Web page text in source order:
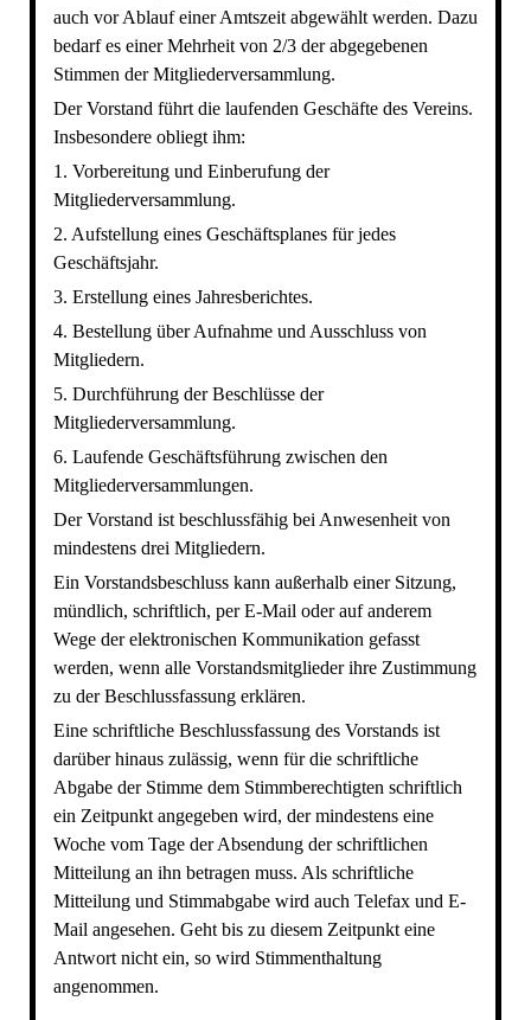
auch vor Ablauf einer Amtszeit abgewählt werden. Dazu
bedarf es einer Mehrheit von 2/3 der abgegebenen
Stimmen der Mitgliederversammlung.
Der Vorstand führt die laufenden Geschäfte des Vereins.
Insbesondere obliegt ihm:
1. Vorbereitung und Einberufung der
Mitgliederversammlung.
2. Aufstellung eines Geschäftsplanes für jedes
Geschäftsjahr.
3. Erstellung eines Jahresberichtes.
4. Bestellung über Aufnahme und Ausschluss von
Mitgliedern.
5. Durchführung der Beschlüsse der
Mitgliederversammlung.
6. Laufende Geschäftsführung zwischen den
Mitgliederversammlungen.
Der Vorstand ist beschlussfähig bei Anwesenheit von
mindestens drei Mitgliedern.
Ein Vorstandsbeschluss kann außerhalb einer Sitzung,
mündlich, schriftlich, per E-Mail oder auf anderem
Wege der elektronischen Kommunikation gefasst
werden, wenn alle Vorstandsmitglieder ihre Zustimmung
zu der Beschlussfassung erklären.
Eine schriftliche Beschlussfassung des Vorstands ist
darüber hinaus zulässig, wenn für die schriftliche
Abgabe der Stimme dem Stimmberechtigten schriftlich
ein Zeitpunkt angegeben wird, der mindestens eine
Woche vom Tage der Absendung der schriftlichen
Mitteilung an ihn betragen muss. Als schriftliche
Mitteilung und Stimmabgabe wird auch Telefax und E-
Mail angesehen. Geht bis zu diesem Zeitpunkt eine
Antwort nicht ein, so wird Stimmenthaltung
angenommen.